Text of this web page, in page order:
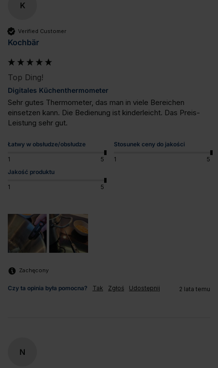
K
Verified Customer
Kochbär
Top Ding!
Digitales Küchenthermometer
Sehr gutes Thermometer, das man in viele Bereichen
einsetzen kann. Die Bedienung ist kinderleicht. Das Preis-
Leistung sehr gut.
Łatwy w obsłudze/obsłudze
1 5
Stosunek ceny do jakości
1
5
Jakość produktu
1 5
Zachęcony
Czy ta opinia była pomocna? Tak Zgłoś Udostępnij 2 lata temu
N